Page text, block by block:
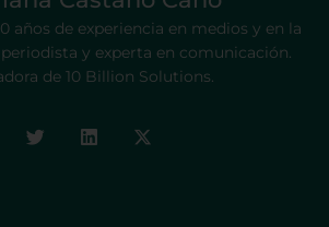
años de experiencia en medios y en la
periodista y experta en comunicación.
de 10 Billion Solutions.